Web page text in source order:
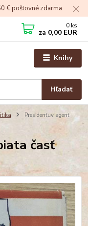
€ poštovné zdarma.
Knihy
Hľadať
0 ks
za 0,00 EUR
Presidentuv agent
časť